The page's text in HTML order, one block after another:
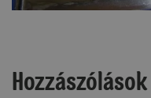
Hozzászólások